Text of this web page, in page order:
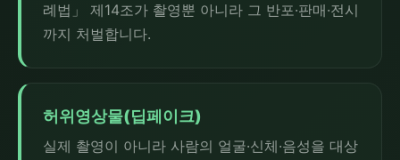
례법」 제14조가 촬영뿐 아니라 그 반포·판매·전시
까지 처벌합니다.
허위영상물(딥페이크)
실제 촬영이 아니라 사람의 얼굴·신체·음성을 대상